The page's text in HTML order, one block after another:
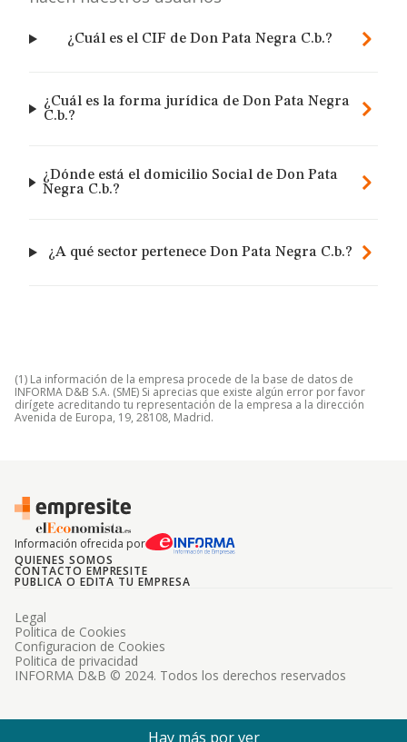
¿Cuál es el CIF de Don Pata Negra C.b.?
¿Cuál es la forma jurídica de Don Pata Negra
C.b.?
¿Dónde está el domicilio Social de Don Pata
Negra C.b.?
¿A qué sector pertenece Don Pata Negra C.b.?
(1) La información de la empresa procede de la base de datos de
INFORMA D&B S.A. (SME) Si aprecias que existe algún error por favor
dirígete acreditando tu representación de la empresa a la dirección
Avenida de Europa, 19, 28108, Madrid.
Información ofrecida por
QUIENES SOMOS
CONTACTO EMPRESITE
PUBLICA O EDITA TU EMPRESA
INFORMA D&B © 2024. Todos los derechos reservados
Legal
Politica de Cookies
Configuracion de Cookies
Politica de privacidad
Hay más por ver